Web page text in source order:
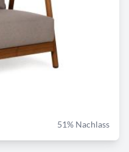
51% Nachlass